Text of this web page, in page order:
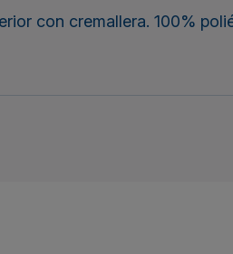
con cremallera. 100%